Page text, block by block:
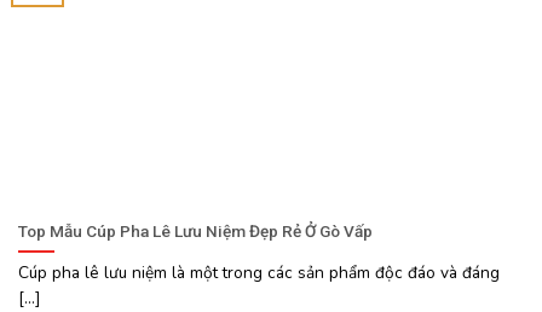
Top Mẫu Cúp Pha Lê Lưu Niệm Đẹp Rẻ Ở Gò Vấp
Cúp pha lê lưu niệm là một trong các sản phẩm độc đáo và đáng
[...]